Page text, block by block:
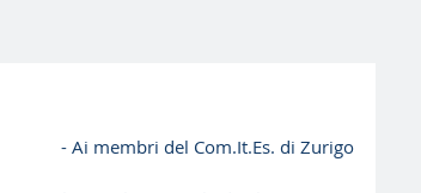
- Ai membri del Com.It.Es. di Zurigo